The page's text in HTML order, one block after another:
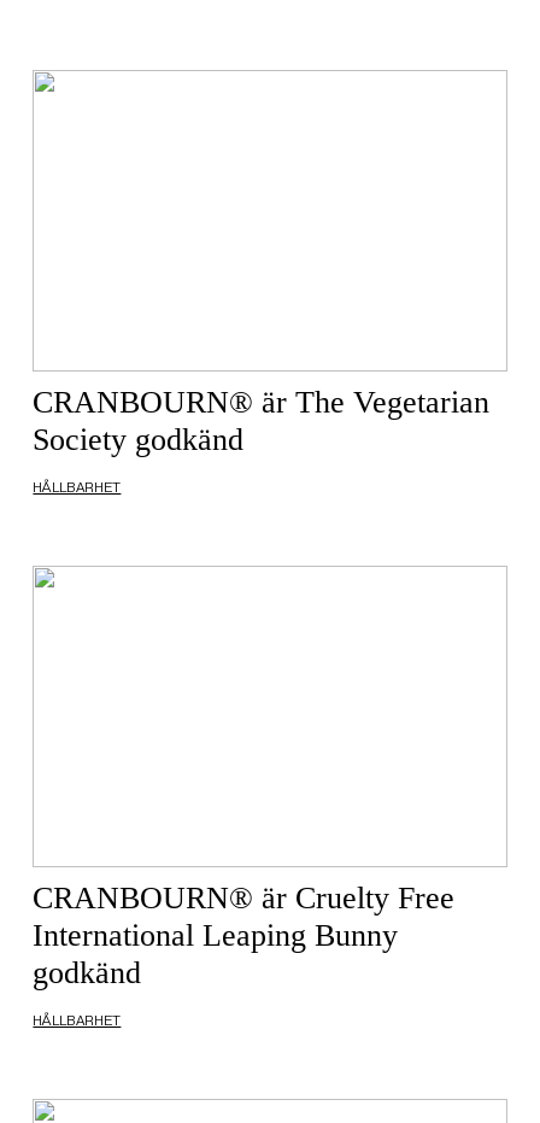
CRANBOURN® är The Vegetarian
Society godkänd
HÅLLBARHET
CRANBOURN® är Cruelty Free
International Leaping Bunny
godkänd
HÅLLBARHET